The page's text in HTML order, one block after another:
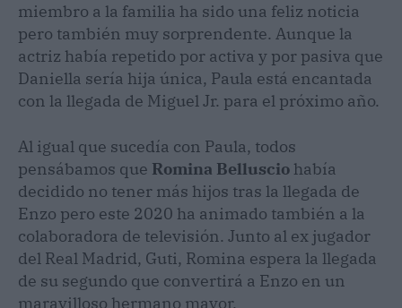
miembro a la familia ha sido una feliz noticia
pero también muy sorprendente. Aunque la
actriz había repetido por activa y por pasiva que
Daniella sería hija única, Paula está encantada
con la llegada de Miguel Jr. para el próximo año.
Al igual que sucedía con Paula, todos
pensábamos que Romina Belluscio había
decidido no tener más hijos tras la llegada de
Enzo pero este 2020 ha animado también a la
colaboradora de televisión. Junto al ex jugador
del Real Madrid, Guti, Romina espera la llegada
de su segundo que convertirá a Enzo en un
maravilloso hermano mayor.